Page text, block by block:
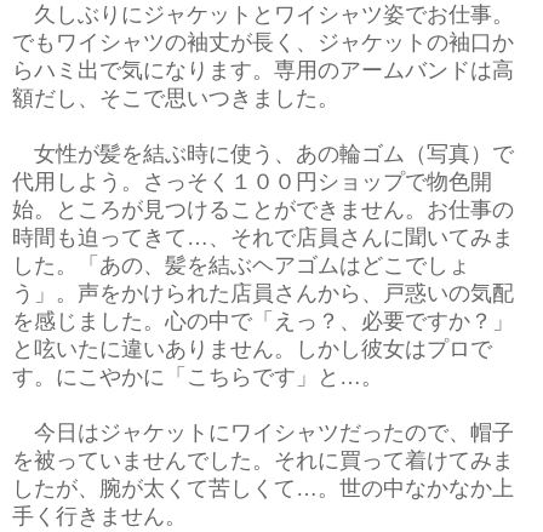
久しぶりにジャケットとワイシャツ姿でお仕事。
でもワイシャツの袖丈が長く、ジャケットの袖口か
らハミ出で気になります。専用のアームバンドは高
額だし、そこで思いつきました。
女性が髪を結ぶ時に使う、あの輪ゴム（写真）で
代用しよう。さっそく１００円ショップで物色開
始。ところが見つけることができません。お仕事の
時間も迫ってきて…、それで店員さんに聞いてみま
した。「あの、髪を結ぶヘアゴムはどこでしょ
う」。声をかけられた店員さんから、戸惑いの気配
を感じました。心の中で「えっ？、必要ですか？」
と呟いたに違いありません。しかし彼女はプロで
す。にこやかに「こちらです」と…。
今日はジャケットにワイシャツだったので、帽子
を被っていませんでした。それに買って着けてみま
したが、腕が太くて苦しくて…。世の中なかなか上
手く行きません。